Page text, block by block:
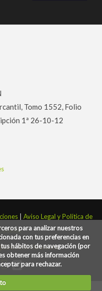
para analizar nuestros
con tus preferencias en
hábitos de navegación (por
obtener más información
para rechazar.
Tomo 1552, Folio
1ª 26-10-12
Aviso Legal y Política de